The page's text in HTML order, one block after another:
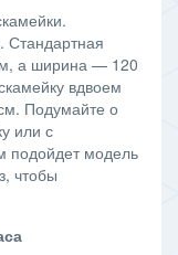
а ширина — 120
вдвоем
Подумайте о
или с
подойдет модель
чтобы